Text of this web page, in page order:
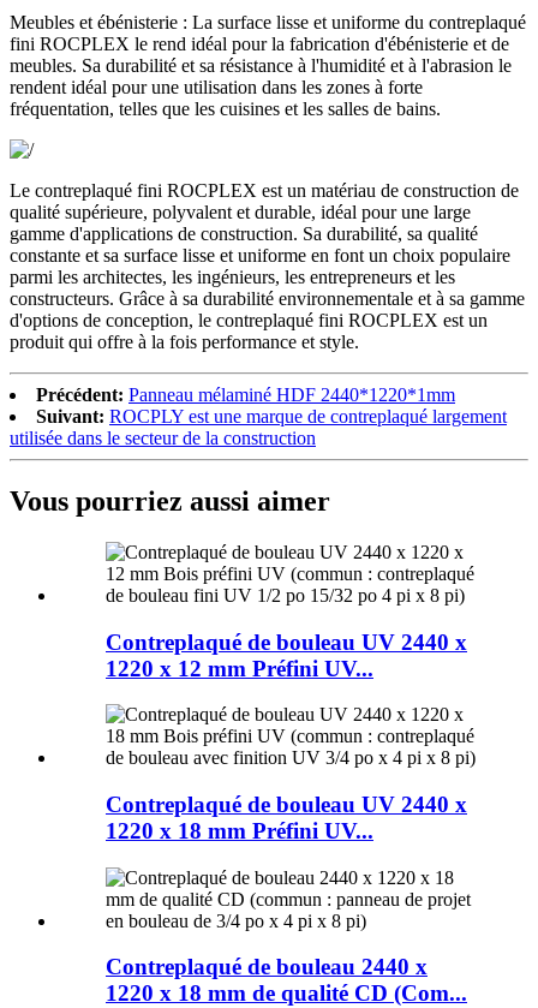
Meubles et ébénisterie : La surface lisse et uniforme du contreplaqué
fini ROCPLEX le rend idéal pour la fabrication d'ébénisterie et de
meubles. Sa durabilité et sa résistance à l'humidité et à l'abrasion le
rendent idéal pour une utilisation dans les zones à forte
fréquentation, telles que les cuisines et les salles de bains.
Le contreplaqué fini ROCPLEX est un matériau de construction de
qualité supérieure, polyvalent et durable, idéal pour une large
gamme d'applications de construction. Sa durabilité, sa qualité
constante et sa surface lisse et uniforme en font un choix populaire
parmi les architectes, les ingénieurs, les entrepreneurs et les
constructeurs. Grâce à sa durabilité environnementale et à sa gamme
d'options de conception, le contreplaqué fini ROCPLEX est un
produit qui offre à la fois performance et style.
Précédent: Panneau mélaminé HDF 2440*1220*1mm
Suivant: ROCPLY est une marque de contreplaqué largement
utilisée dans le secteur de la construction
Vous pourriez aussi aimer
Contreplaqué de bouleau UV 2440 x
1220 x 12 mm Préfini UV...
Contreplaqué de bouleau UV 2440 x
1220 x 18 mm Préfini UV...
Contreplaqué de bouleau 2440 x
1220 x 18 mm de qualité CD (Com...